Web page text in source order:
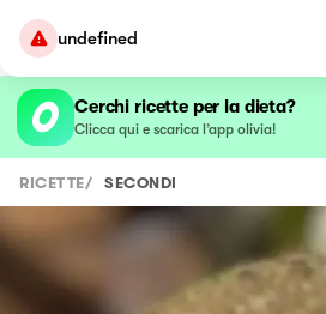
undefined
Cerchi ricette per la dieta?
Clicca qui e scarica l’app olivia!
RICETTE/ SECONDI